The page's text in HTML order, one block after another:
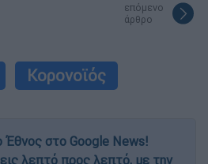
επόμενο
άρθρο
Κορονοϊός
Έθνος στο Google News!
λεπτό προς λεπτό, με την